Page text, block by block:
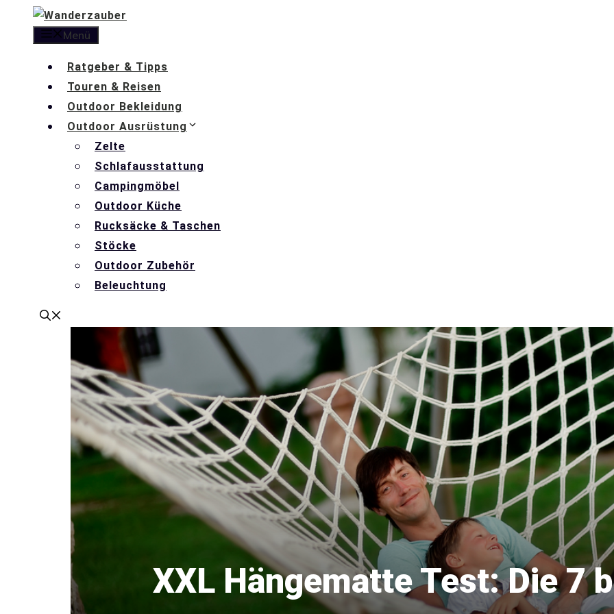
Menü
Ratgeber & Tipps
Touren & Reisen
Outdoor Bekleidung
Outdoor Ausrüstung
Zelte
Schlafausstattung
Campingmöbel
Outdoor Küche
Rucksäcke & Taschen
Stöcke
Outdoor Zubehör
Beleuchtung
XXL Hängematte Test: Die 7